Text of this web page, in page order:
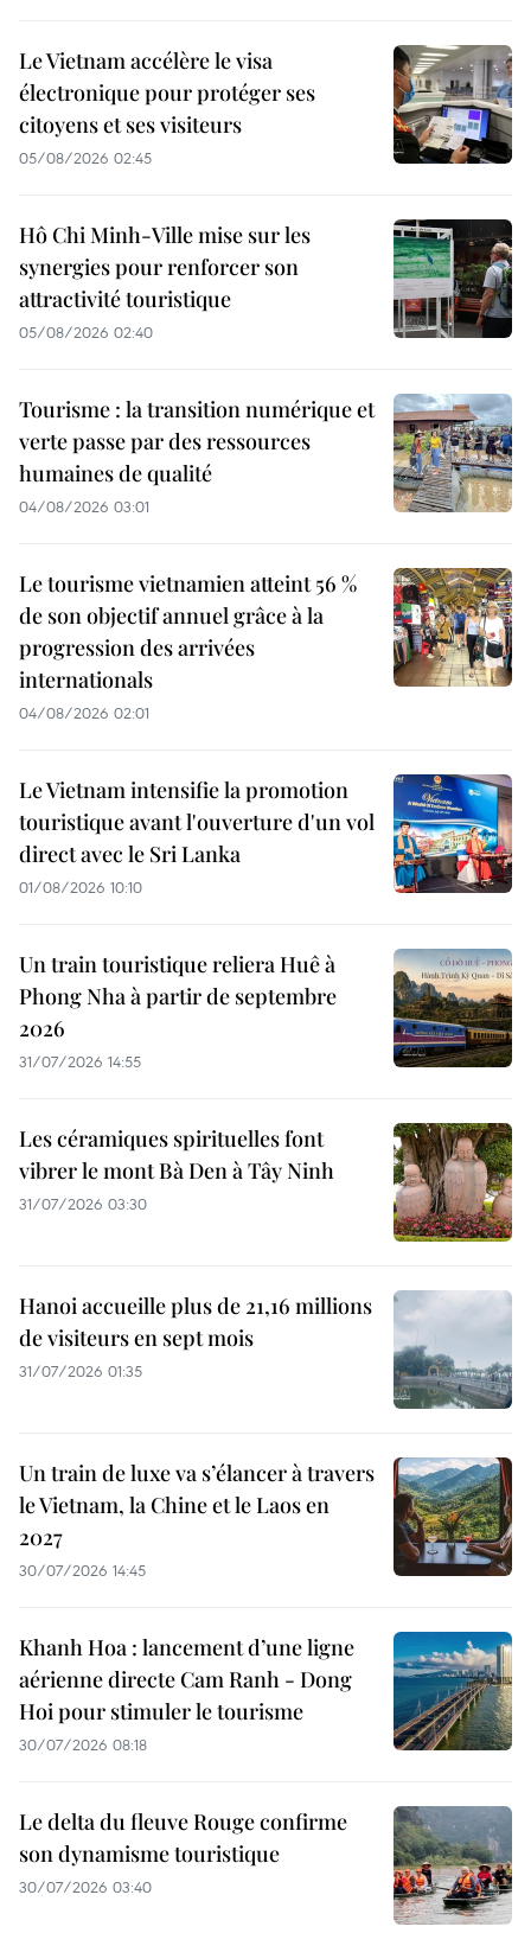
Le Vietnam accélère le visa
électronique pour protéger ses
citoyens et ses visiteurs
05/08/2026 02:45
Hô Chi Minh-Ville mise sur les
synergies pour renforcer son
attractivité touristique
05/08/2026 02:40
Tourisme : la transition numérique et
verte passe par des ressources
humaines de qualité
04/08/2026 03:01
Le tourisme vietnamien atteint 56 %
de son objectif annuel grâce à la
progression des arrivées
internationals
04/08/2026 02:01
Le Vietnam intensifie la promotion
touristique avant l'ouverture d'un vol
direct avec le Sri Lanka
01/08/2026 10:10
Un train touristique reliera Huê à
Phong Nha à partir de septembre
2026
31/07/2026 14:55
Les céramiques spirituelles font
vibrer le mont Bà Den à Tây Ninh
31/07/2026 03:30
Hanoi accueille plus de 21,16 millions
de visiteurs en sept mois ​
31/07/2026 01:35
Un train de luxe va s’élancer à travers
le Vietnam, la Chine et le Laos en
2027
30/07/2026 14:45
Khanh Hoa : lancement d’une ligne
aérienne directe Cam Ranh - Dong
Hoi pour stimuler le tourisme
30/07/2026 08:18
Le delta du fleuve Rouge confirme
son dynamisme touristique
30/07/2026 03:40